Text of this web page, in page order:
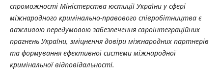
спроможності Міністерства юстиції України у сфері
міжнародного кримінально-правового співробітництва є
важливою передумовою забезпечення євроінтеграційних
прагнень України, зміцнення довіри міжнародних партнерів
та формування ефективної системи міжнародної
кримінальної відповідальності.